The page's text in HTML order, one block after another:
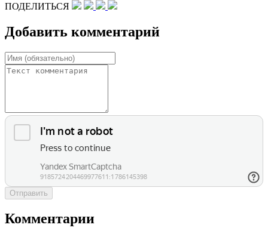
ПОДЕЛИТЬСЯ
Добавить комментарий
Отправить
Комментарии